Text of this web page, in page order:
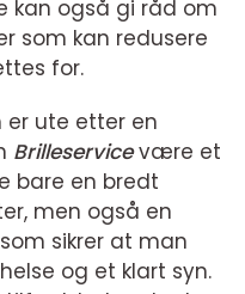
kan også gi råd om
som kan redusere
for.
er ute etter en
Brilleservice være et
bare en bredt
men også en
sikrer at man
og et klart syn.